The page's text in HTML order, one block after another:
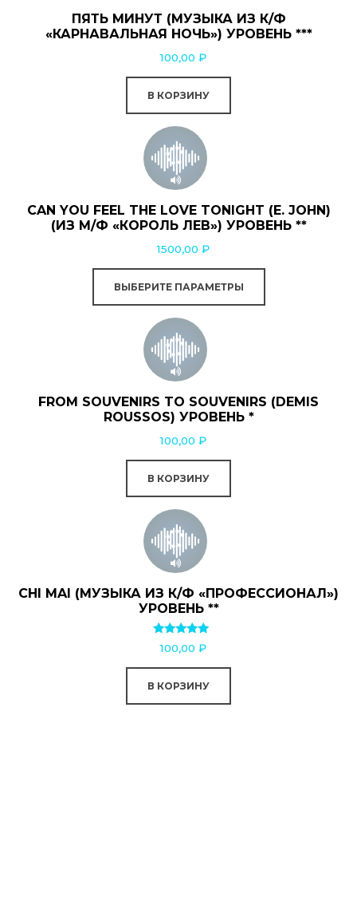
ПЯТЬ МИНУТ (МУЗЫКА ИЗ К/Ф
«КАРНАВАЛЬНАЯ НОЧЬ») УРОВЕНЬ ***
100,00 ₽
В КОРЗИНУ
CAN YOU FEEL THE LOVE TONIGHT (E. JOHN)
(ИЗ М/Ф «КОРОЛЬ ЛЕВ») УРОВЕНЬ **
1500,00 ₽
ВЫБЕРИТЕ ПАРАМЕТРЫ
вариаций.
FROM SOUVENIRS TO SOUVENIRS (DEMIS
ROUSSOS) УРОВЕНЬ *
100,00 ₽
В КОРЗИНУ
CHI MAI (МУЗЫКА ИЗ К/Ф «ПРОФЕССИОНАЛ»)
УРОВЕНЬ **
Оценка
5.00
100,00 ₽
В КОРЗИНУ